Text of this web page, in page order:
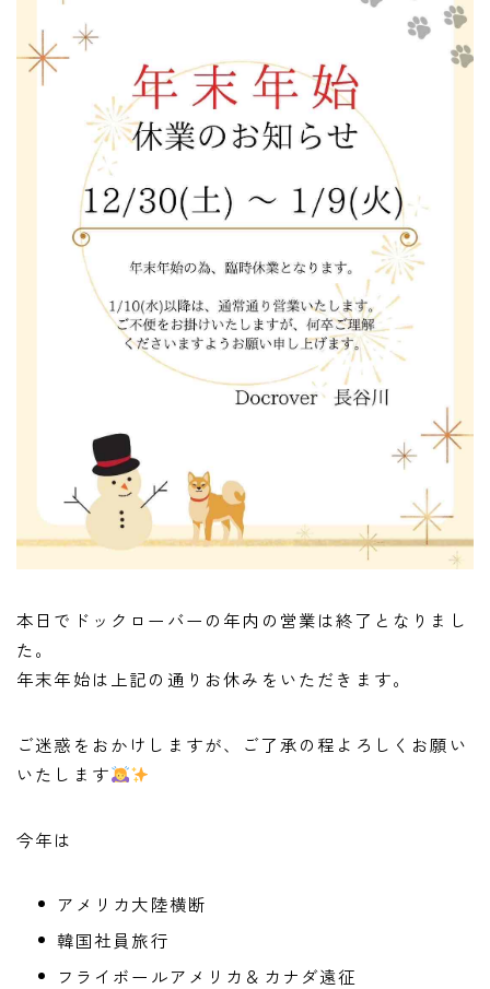
本日でドックローバーの年内の営業は終了となりまし
た。
年末年始は上記の通りお休みをいただきます。
ご迷惑をおかけしますが、ご了承の程よろしくお願い
いたします
今年は
アメリカ大陸横断
韓国社員旅行
フライボールアメリカ＆カナダ遠征